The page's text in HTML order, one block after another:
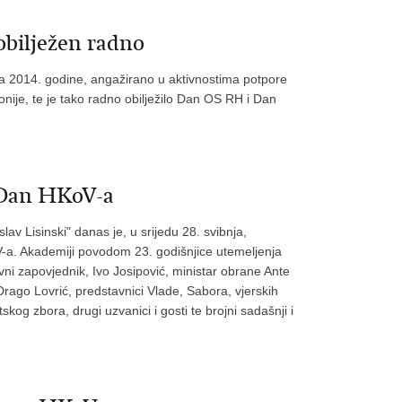
radno
2014. godine, angažirano u aktivnostima potpore
te je tako radno obilježilo Dan OS RH i Dan
HKoV-a
Lisinski" danas je, u srijedu 28. svibnja,
Akademiji povodom 23. godišnjice utemeljenja
zapovjednik, Ivo Josipović, ministar obrane Ante
Lovrić, predstavnici Vlade, Sabora, vjerskih
zbora, drugi uzvanici i gosti te brojni sadašnji i